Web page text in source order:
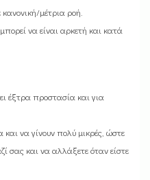
κανονική/μέτρια ροή.
να είναι αρκετή και κατά
έξτρα προστασία και για
να γίνουν πολύ μικρές, ώστε
σας και να αλλάξετε όταν είστε